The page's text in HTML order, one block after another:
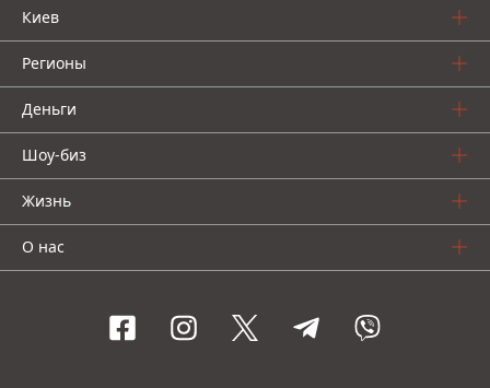
Киев
Регионы
Деньги
Шоу-биз
Жизнь
О нас